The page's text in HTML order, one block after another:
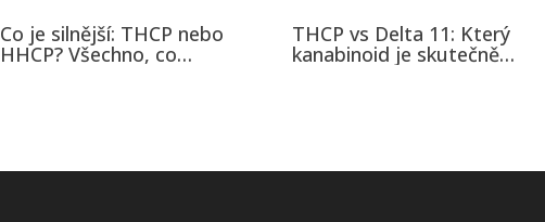
Co je silnější: THCP nebo
HHCP? Všechno, co
THCP vs Delta 11: Který
kanabinoid je skutečně